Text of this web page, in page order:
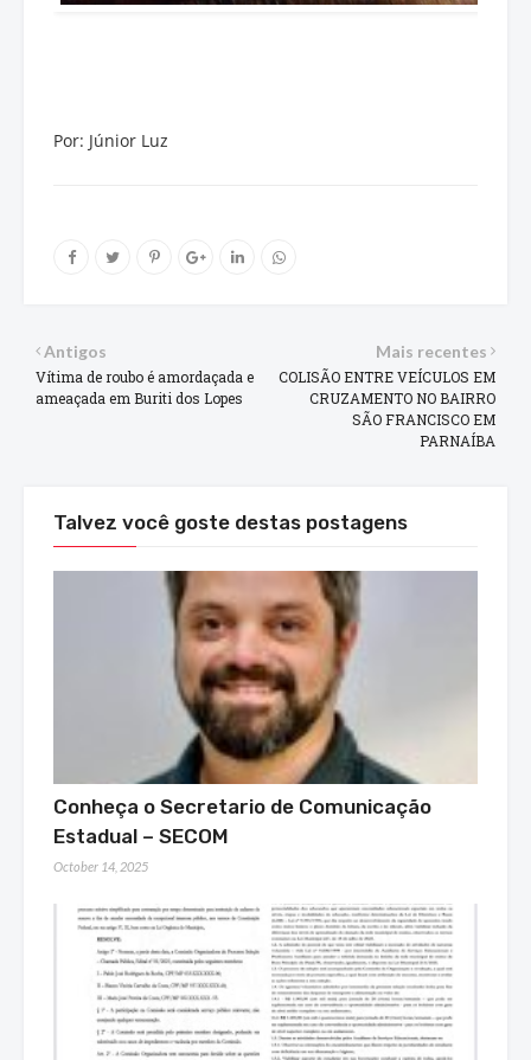
Por: Júnior Luz
Mais recentes
COLISÃO ENTRE VEÍCULOS EM
CRUZAMENTO NO BAIRRO
SÃO FRANCISCO EM
PARNAÍBA
Antigos
Vítima de roubo é amordaçada e
ameaçada em Buriti dos Lopes
Talvez você goste destas postagens
Conheça o Secretario de Comunicação
Estadual – SECOM
October 14, 2025